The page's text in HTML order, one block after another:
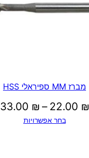
מברז MM ספיראלי HSS
22.00 ₪
–
33.00 ₪
בחר אפשרויות